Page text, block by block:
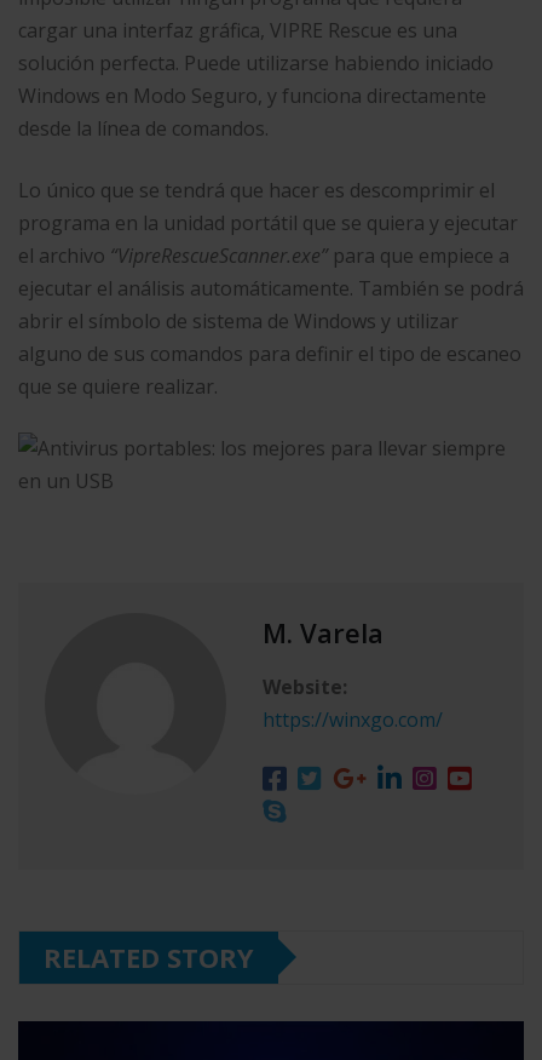
cargar una interfaz gráfica, VIPRE Rescue es una
solución perfecta. Puede utilizarse habiendo iniciado
Windows en Modo Seguro, y funciona directamente
desde la línea de comandos.
Lo único que se tendrá que hacer es descomprimir el
programa en la unidad portátil que se quiera y ejecutar
el archivo “VipreRescueScanner.exe”para que empiece a
ejecutar el análisis automáticamente. También se podrá
abrir el símbolo de sistema de Windows y utilizar
alguno de sus comandos para definir el tipo de escaneo
que se quiere realizar.
M. Varela
Website:
https://winxgo.com/
RELATED STORY